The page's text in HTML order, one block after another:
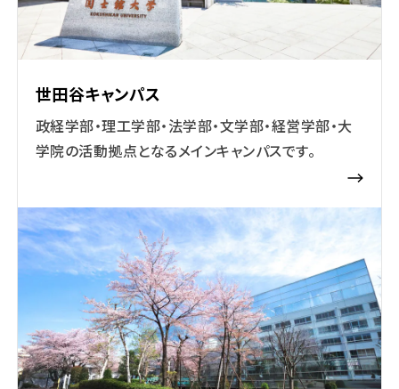
世田谷キャンパス
政経学部・理工学部・法学部・文学部・経営学部・大
学院の活動拠点となるメインキャンパスです。